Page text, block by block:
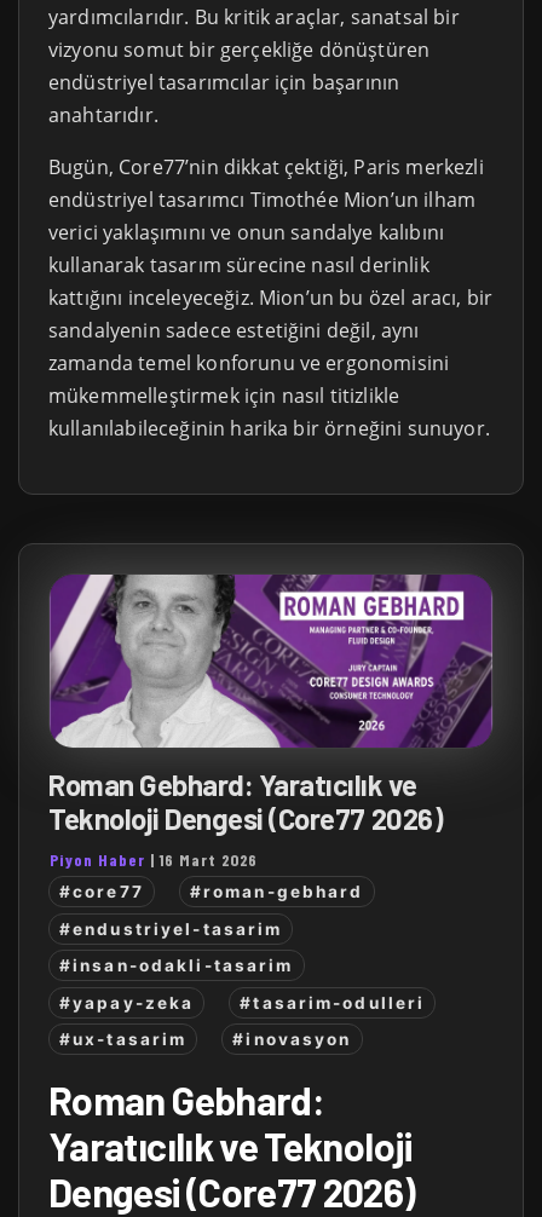
yardımcılarıdır. Bu kritik araçlar, sanatsal bir
vizyonu somut bir gerçekliğe dönüştüren
endüstriyel tasarımcılar için başarının
anahtarıdır.
Bugün, Core77’nin dikkat çektiği, Paris merkezli
endüstriyel tasarımcı Timothée Mion’un ilham
verici yaklaşımını ve onun sandalye kalıbını
kullanarak tasarım sürecine nasıl derinlik
kattığını inceleyeceğiz. Mion’un bu özel aracı, bir
sandalyenin sadece estetiğini değil, aynı
zamanda temel konforunu ve ergonomisini
mükemmelleştirmek için nasıl titizlikle
kullanılabileceğinin harika bir örneğini sunuyor.
Roman Gebhard: Yaratıcılık ve
Teknoloji Dengesi (Core77 2026)
Piyon Haber |16 Mart 2026
#core77
#roman-gebhard
#endustriyel-tasarim
#insan-odakli-tasarim
#yapay-zeka
#tasarim-odulleri
#ux-tasarim
#inovasyon
Roman Gebhard:
Yaratıcılık ve Teknoloji
Dengesi (Core77 2026)